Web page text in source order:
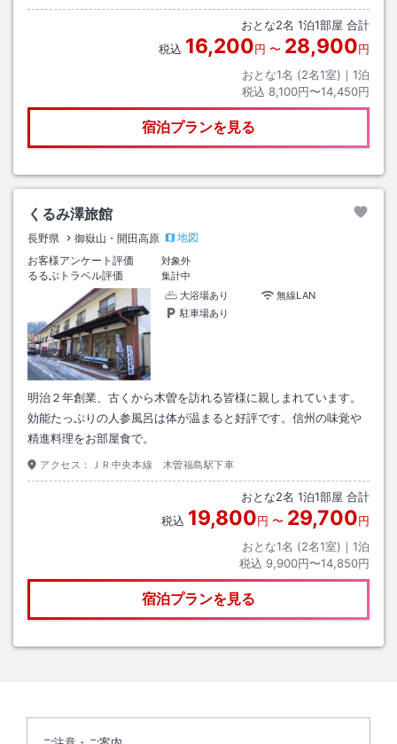
おとな2名 1泊1部屋 合計
税込 16,200円 〜 28,900円
おとな1名 (2名1室)｜ 1泊
税込 8,100円〜14,450円
宿泊プランを見る
くるみ澤旅館
長野県 御嶽山・開田高原
地図
お客様アンケート評価
対象外
るるぶトラベル評価
集計中
大浴場あり
無線LAN
駐車場あり
明治２年創業、古くから木曽を訪れる皆様に親しまれています。
効能たっぷりの人参風呂は体が温まると好評です。信州の味覚や
精進料理をお部屋食で。
アクセス： ＪＲ中央本線 木曽福島駅下車
おとな2名 1泊1部屋 合計
税込 19,800円 〜 29,700円
おとな1名 (2名1室)｜ 1泊
税込 9,900円〜14,850円
宿泊プランを見る